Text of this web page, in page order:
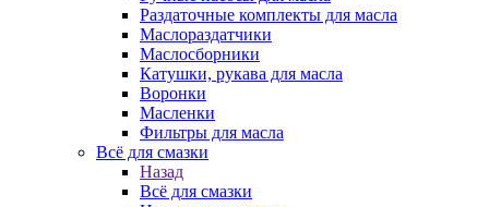
Раздаточные комплекты для масла
Маслораздатчики
Маслосборники
Катушки, рукава для масла
Воронки
Масленки
Фильтры для масла
Всё для смазки
Назад
Всё для смазки